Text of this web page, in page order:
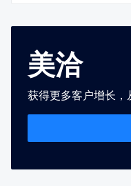
美洽
获得更多客户增长，